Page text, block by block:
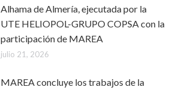
Alhama de Almería, ejecutada por la
UTE HELIOPOL-GRUPO COPSA con la
participación de MAREA
julio 21, 2026
MAREA concluye los trabajos de la